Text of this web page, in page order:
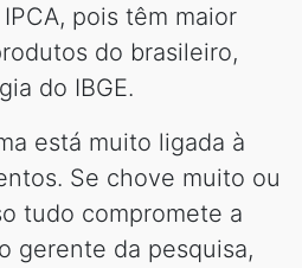
pois têm maior
do brasileiro,
do IBGE.
está muito ligada à
Se chove muito ou
tudo compromete a
gerente da pesquisa,